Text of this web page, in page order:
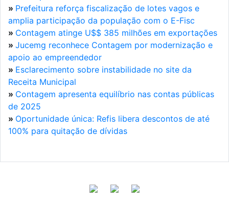
» Prefeitura reforça fiscalização de lotes vagos e
amplia participação da população com o E-Fisc
» Contagem atinge U$$ 385 milhões em exportações
» Jucemg reconhece Contagem por modernização e
apoio ao empreendedor
» Esclarecimento sobre instabilidade no site da
Receita Municipal
» Contagem apresenta equilíbrio nas contas públicas
de 2025
» Oportunidade única: Refis libera descontos de até
100% para quitação de dívidas